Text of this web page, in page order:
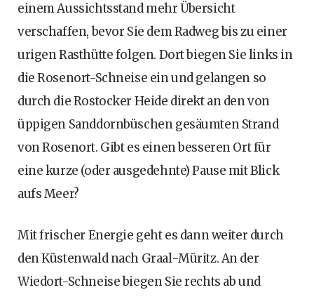
einem Aussichtsstand mehr Übersicht
verschaffen, bevor Sie dem Radweg bis zu einer
urigen Rasthütte folgen. Dort biegen Sie links in
die Rosenort-Schneise ein und gelangen so
durch die Rostocker Heide direkt an den von
üppigen Sanddornbüschen gesäumten Strand
von Rosenort. Gibt es einen besseren Ort für
eine kurze (oder ausgedehnte) Pause mit Blick
aufs Meer?
Mit frischer Energie geht es dann weiter durch
den Küstenwald nach Graal-Müritz. An der
Wiedort-Schneise biegen Sie rechts ab und